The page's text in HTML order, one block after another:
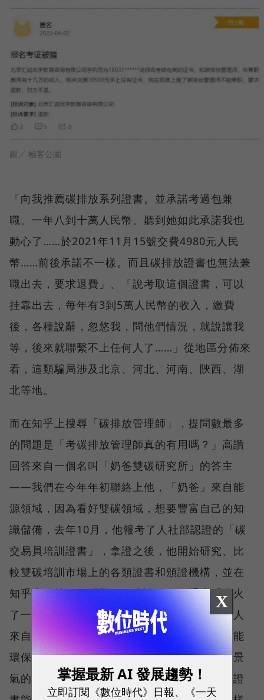
圖／ 極客公園
「向我推薦碳排放系列證書。並承諾考過包兼
職。一年八到十萬人民幣。聽到她如此承諾我也
動心了……於2021年11月15號交費4980元人民
幣……前後承諾不一樣。而且碳排放證書也無法兼
職出去，要求退費」、「說考取這個證書，可以
挂靠出去，每年有3到5萬人民幣的收入，繳費
後，各種說辭，忽悠我，問他們情況，就說讓我
等，後來就聯繫不上任何人了……」從地區分佈來
看，這類騙局涉及北京、河北、河南、陝西、湖
北等地。
而在知乎上搜尋「碳排放管理師」，提問數最多
的問題是「考碳排放管理師真的有用嗎？」高讚
回答來自一個名叫「奶爸雙碳研究所」的答主
——我們在今年年初聯絡上他，「奶爸」來自能
源領域，因為看好雙碳領域，想要豐富自己的知
識儲備，去年10月，他報考了人社部認證的「碳
交易員培訓證書」，拿證之後，他開始研究、比
較雙碳培訓市場上的各類證書和頒證機構，並在
知乎上發帖回答問題——這讓他在知乎上「小火
了一把」。半年來，找他諮詢過碳培訓證書的人
來自各行各業，除了能源、環境、建築這類節能
環保領域的傳統對口行業，不少人來自一些不景
氣的行業（如房地產），寄望於通過一個培訓證
X
掌握最新 AI 發展趨勢！
立即訂閱《數位時代》日報、《一天